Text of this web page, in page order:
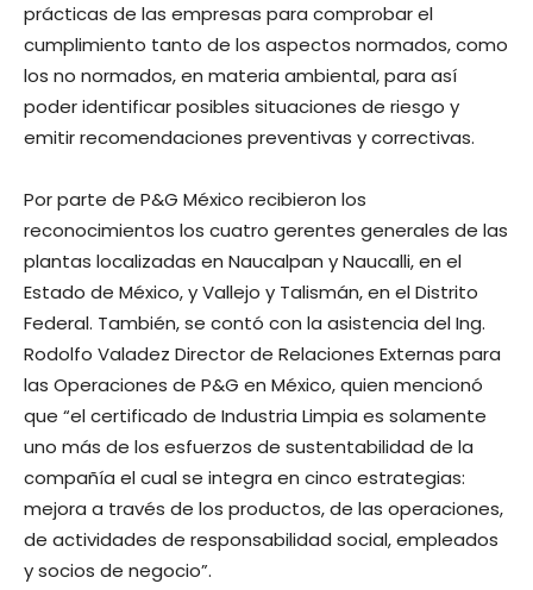
prácticas de las empresas para comprobar el
cumplimiento tanto de los aspectos normados, como
los no normados, en materia ambiental, para así
poder identificar posibles situaciones de riesgo y
emitir recomendaciones preventivas y correctivas.
Por parte de P&G México recibieron los
reconocimientos los cuatro gerentes generales de las
plantas localizadas en Naucalpan y Naucalli, en el
Estado de México, y Vallejo y Talismán, en el Distrito
Federal. También, se contó con la asistencia del Ing.
Rodolfo Valadez Director de Relaciones Externas para
las Operaciones de P&G en México, quien mencionó
que “el certificado de Industria Limpia es solamente
uno más de los esfuerzos de sustentabilidad de la
compañía el cual se integra en cinco estrategias:
mejora a través de los productos, de las operaciones,
de actividades de responsabilidad social, empleados
y socios de negocio”.